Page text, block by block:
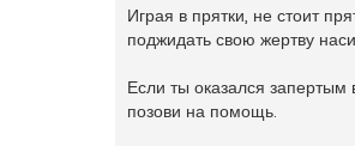
Играя в прятки, не стоит
поджидать свою жертву
Если ты оказался запертым
позови на помощь.